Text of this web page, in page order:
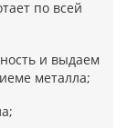
по всей
и выдаем
металла;